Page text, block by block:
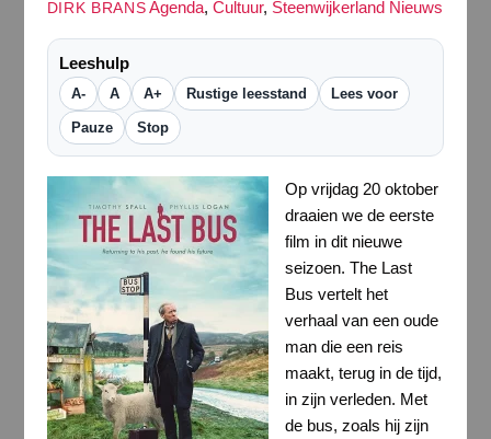
DIRK BRANS Agenda,Cultuur, Steenwijkerland Nieuws
Leeshulp
A- A A+ Rustige leesstand Lees voor
Pauze Stop
Op vrijdag 20 oktober
draaien we de eerste
film in dit nieuwe
seizoen. The Last
Bus vertelt het
verhaal van een oude
man die een reis
maakt, terug in de tijd,
in zijn verleden. Met
de bus, zoals hij zijn